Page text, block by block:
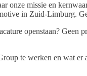
onze missie en
in Zuid-Limburg.
openstaan? Geen
te werken en wat